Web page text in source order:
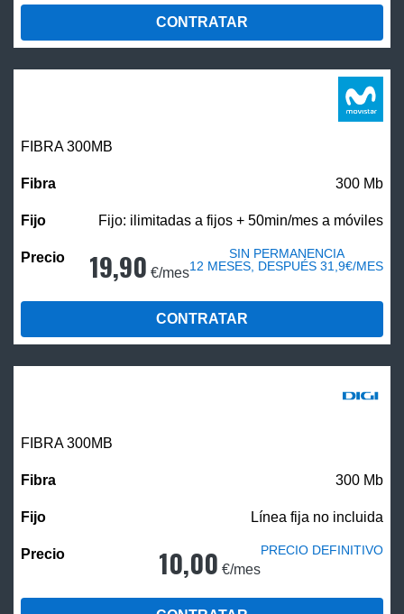
CONTRATAR
FIBRA 300MB
300 Mb
Fijo: ilimitadas a fijos + 50min/mes a móviles
19,90 €/mes
SIN PERMANENCIA
12 MESES, DESPUÉS 31,9€/MES
CONTRATAR
FIBRA 300MB
300 Mb
Línea fija no incluida
10,00 €/mes
PRECIO DEFINITIVO